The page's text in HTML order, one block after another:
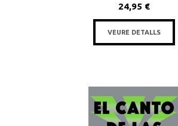
24,95 €
VEURE DETALLS